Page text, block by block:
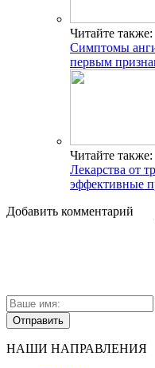
Читайте также:
Симптомы
первым
Читайте также:
Лекарства от
эффективные
Добавить комментарий
НАШИ НАПРАВЛЕНИЯ